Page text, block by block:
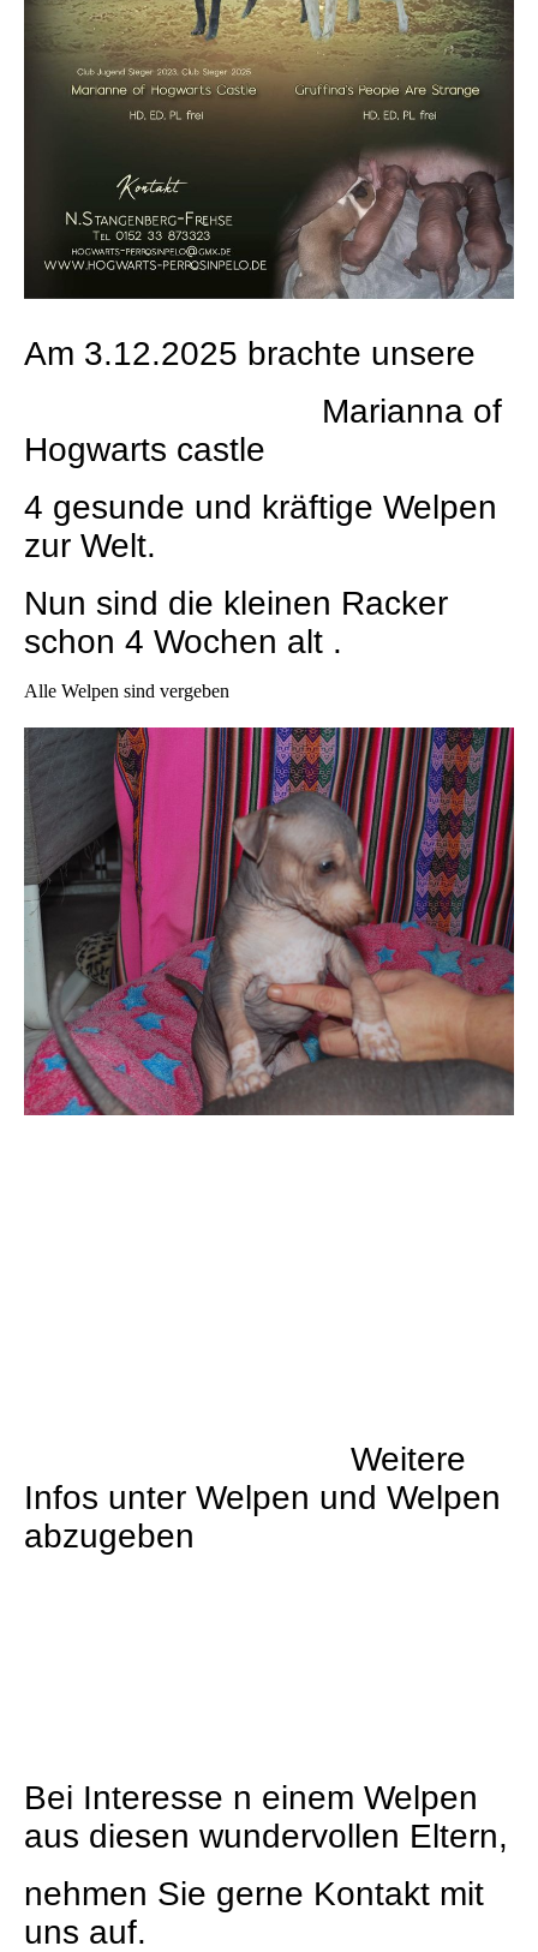
Am 3.12.2025 brachte unsere
Marianna of
Hogwarts castle
4 gesunde und kräftige Welpen
zur Welt.
Nun sind die kleinen Racker
schon 4 Wochen alt .
Alle Welpen sind vergeben
Weitere
Infos unter Welpen und Welpen
abzugeben
Bei Interesse n einem Welpen
aus diesen wundervollen Eltern,
nehmen Sie gerne Kontakt mit
uns auf.